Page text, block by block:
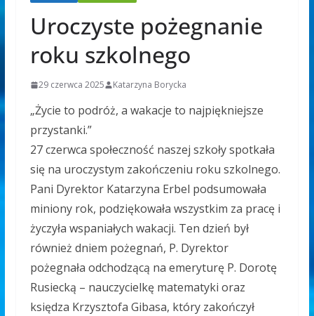
Uroczyste pożegnanie
roku szkolnego
29 czerwca 2025 Katarzyna Borycka
„Życie to podróż, a wakacje to najpiękniejsze
przystanki.”
27 czerwca społeczność naszej szkoły spotkała
się na uroczystym zakończeniu roku szkolnego.
Pani Dyrektor Katarzyna Erbel podsumowała
miniony rok, podziękowała wszystkim za pracę i
życzyła wspaniałych wakacji. Ten dzień był
również dniem pożegnań, P. Dyrektor
pożegnała odchodzącą na emeryturę P. Dorotę
Rusiecką – nauczycielkę matematyki oraz
księdza Krzysztofa Gibasa, który zakończył